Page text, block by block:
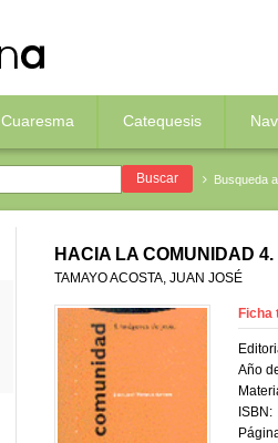
Cuaresma Catequesis
Busqueda
HACIA LA COMUNIDAD
TAMAYO ACOSTA, JUAN JOSÉ
Ficha
Año
ISBN: